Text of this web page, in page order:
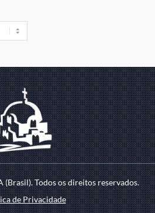
(Brasil). Todos os direitos reservados.
de Privacidade